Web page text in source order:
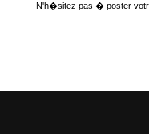
N'h�sitez pas � poster